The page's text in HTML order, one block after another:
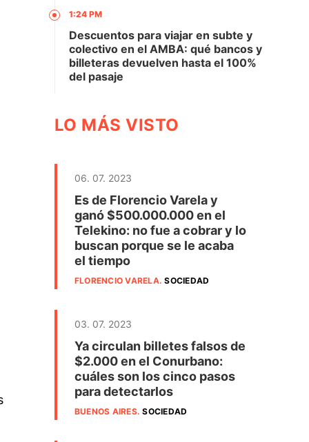
1:24 PM
Descuentos para viajar en subte y
colectivo en el AMBA: qué bancos y
billeteras devuelven hasta el 100%
del pasaje
LO MÁS VISTO
06. 07. 2023
Es de Florencio Varela y
ganó $500.000.000 en el
Telekino: no fue a cobrar y lo
buscan porque se le acaba
el tiempo
FLORENCIO VARELA.SOCIEDAD
03. 07. 2023
Ya circulan billetes falsos de
$2.000 en el Conurbano:
cuáles son los cinco pasos
para detectarlos
BUENOS AIRES.SOCIEDAD